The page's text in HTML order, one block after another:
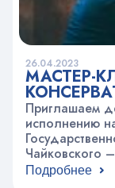
26.04.2023
МАСТЕР-
Приглашаем
исполнению
Чайковского
Концерт
Подробнее